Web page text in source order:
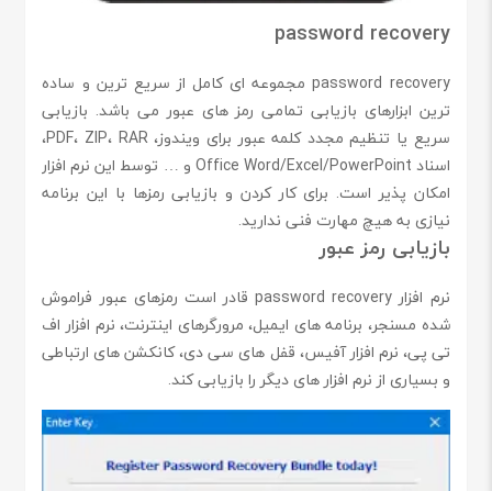
password recovery
password recovery مجموعه ای کامل از سریع ترین و ساده
ترین ابزارهای بازیابی تمامی رمز های عبور می باشد. بازیابی
سریع یا تنظیم مجدد کلمه عبور برای ویندوز، PDF، ZIP، RAR،
اسناد Office Word/Excel/PowerPoint و … توسط این نرم افزار
امکان پذیر است. برای کار کردن و بازیابی رمزها با این برنامه
نیازی به هیچ مهارت فنی ندارید.
بازیابی رمز عبور
نرم افزار password recovery قادر است رمزهای عبور فراموش
شده مسنجر، برنامه های ایمیل، مرورگرهای اینترنت، نرم افزار اف
تی پی، نرم افزار آفیس، قفل های سی دی، کانکشن های ارتباطی
و بسیاری از نرم افزار های دیگر را بازیابی کند.